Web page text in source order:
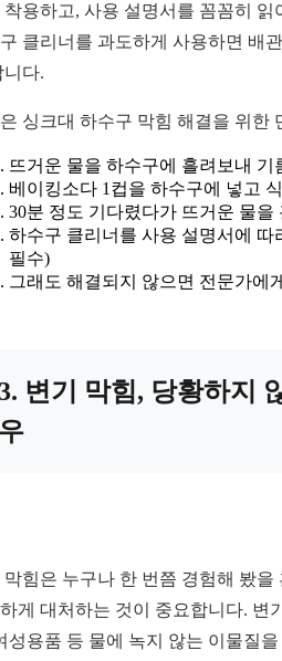
착용하고, 사용 설명서를 꼼꼼히
클리너를 과도하게 사용하면 배
니다.
싱크대 하수구 막힘 해결을 위한
뜨거운 물을 하수구에 흘려보내 기
베이킹소다 1컵을 하수구에 넣고
30분 정도 기다렸다가 뜨거운 물을
하수구 클리너를 사용 설명서에
필수)
그래도 해결되지 않으면 전문가에
변기 막힘, 당황하지
막힘은 누구나 한 번쯤 경험해 봤
게 대처하는 것이 중요합니다. 변
성용품 등 물에 녹지 않는 이물질